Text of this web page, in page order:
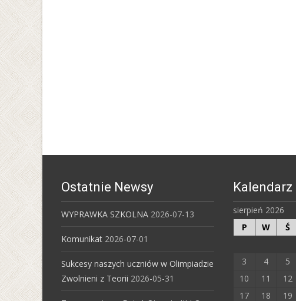
Ostatnie Newsy
WYPRAWKA SZKOLNA 2026-07-13
Komunikat 2026-07-01
Sukcesy naszych uczniów w Olimpiadzie
Zwolnieni z Teorii 2026-05-31
Kalendarz
sierpień 2026
P
W Ś
3
4 5
10
11 12
17
18 19